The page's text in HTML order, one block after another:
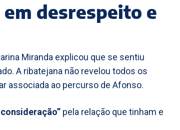
desrespeito e
Miranda explicou que se sentiu
A ribatejana não revelou todos os
associada ao percurso de Afonso.
pela relação que tinham e